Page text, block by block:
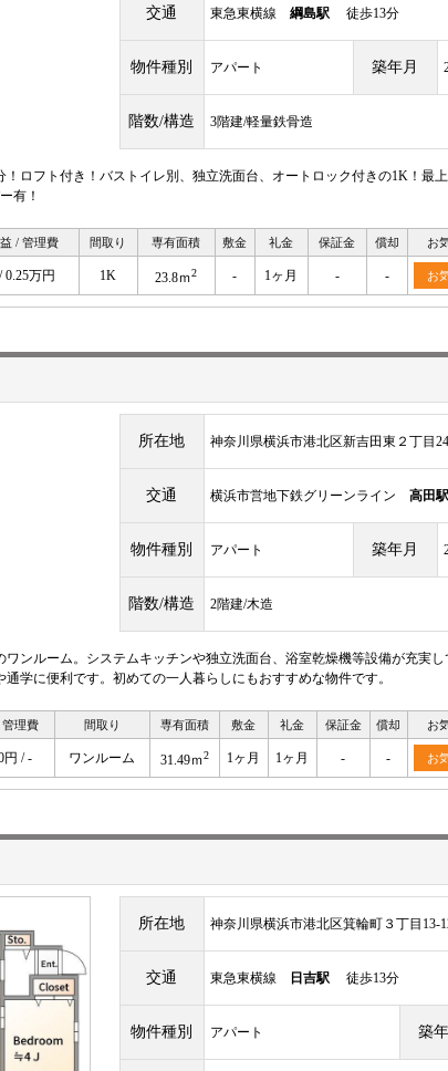
交通 東急東横線 綱島駅徒歩13分
物件種別 アパート 築年月
階数/構造 3階建/軽量鉄骨造
！ロフト付き！バストイレ別、独立洗面台、オートロック付きの1K！最
有！
/ 管理費 間取り 専有面積 敷金 礼金 保証金 償却 お
0.25万円 1K 23.8ｍ2 - 1ヶ月 - - お
所在地 神奈川県横浜市港北区新吉田東２丁目
交通 横浜市営地下鉄グリーンライン 高田駅
物件種別 アパート 築年月
階数/構造 2階建/木造
ワンルーム。システムキッチンや独立洗面台、浴室乾燥機等設備が充実
学に便利です。初めての一人暮らしにもおすすめな物件です。
理費 間取り 専有面積 敷金 礼金 保証金 償却 お
円 / - ワンルーム 31.49ｍ2 1ヶ月 1ヶ月 - - お
所在地 神奈川県横浜市港北区箕輪町３丁目13-
交通 東急東横線 日吉駅徒歩13分
物件種別 アパート 築